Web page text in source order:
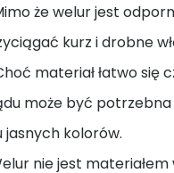
że welur jest
kurz i drobne
materiał łatwo się
może być
kolorów.
nie jest